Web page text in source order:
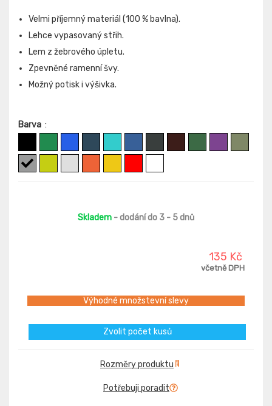
Velmi příjemný materiál (100 % bavlna).
Lehce vypasovaný střih.
Lem z žebrového úpletu.
Zpevněné ramenní švy.
Možný potisk i výšivka.
Barva :
Skladem - dodání do 3 - 5 dnů
135 Kč
včetně DPH
Výhodné množstevní slevy
Zvolit počet kusů
Rozměry produktu
Potřebuji poradit